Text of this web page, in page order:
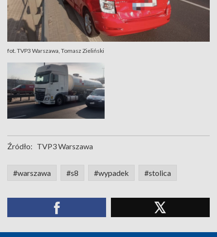
fot. TVP3 Warszawa, Tomasz Zieliński
Źródło: TVP3 Warszawa
#warszawa #s8 #wypadek #stolica